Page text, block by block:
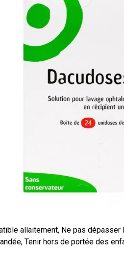
allaitement, Ne pas dépasser
Tenir hors de portée des